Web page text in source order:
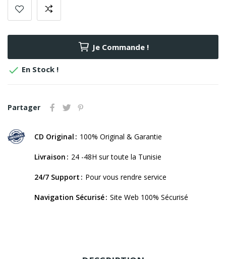
Je Commande !
 En Stock !
Partager
CD Original 100% Original & Garantie
Livraison 24 -48H sur toute la Tunisie
24/7 Support Pour vous rendre service
Navigation Sécurisé Site Web 100% Sécurisé